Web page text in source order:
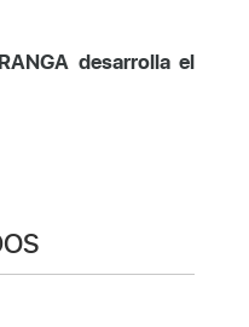
desarrolla el